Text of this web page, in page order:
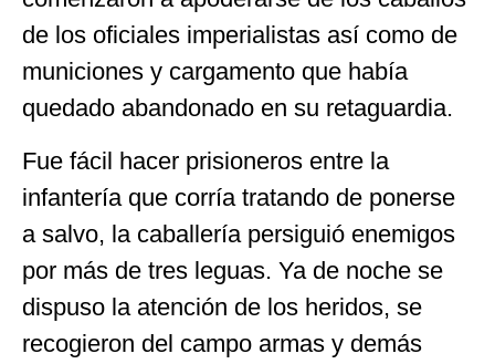
de los oficiales imperialistas así como de
municiones y cargamento que había
quedado abandonado en su retaguardia.
Fue fácil hacer prisioneros entre la
infantería que corría tratando de ponerse
a salvo, la caballería persiguió enemigos
por más de tres leguas. Ya de noche se
dispuso la atención de los heridos, se
recogieron del campo armas y demás